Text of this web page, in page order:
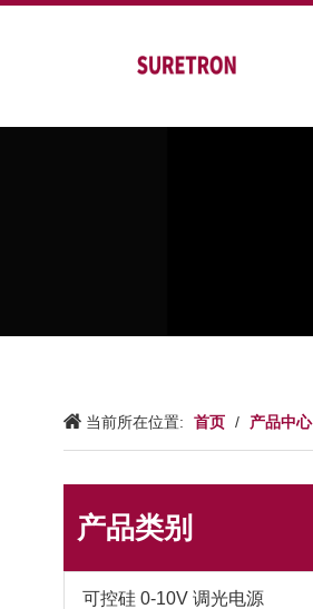
当前所在位置: 首页 / 产品中心
产品类别
可控硅 0-10V 调光电源